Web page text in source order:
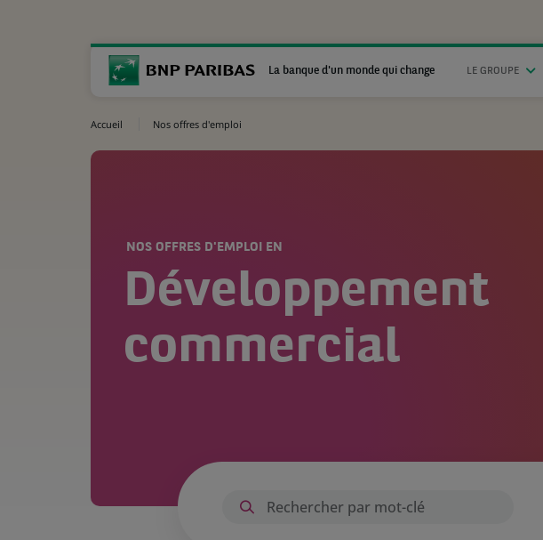
La banque d'un monde qui change LE GROUPE
Accueil Nos offres d'emploi
NOS OFFRES D'EMPLOI EN
Développement
commercial